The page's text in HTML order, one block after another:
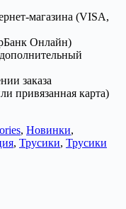
магазина (VISA,
Онлайн)
заказа
привязанная карта)
, Новинки,
, Трусики, Трусики